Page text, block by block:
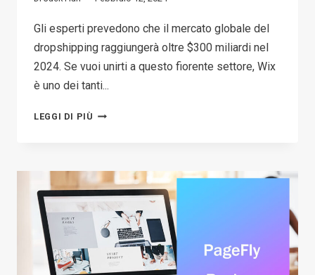
Gli esperti prevedono che il mercato globale del
dropshipping raggiungerà oltre $300 miliardi nel
2024. Se vuoi unirti a questo fiorente settore, Wix
è uno dei tanti...
LEGGI DI PIÙ HOW
WIX
DROPSHIPPING
IN
2026?